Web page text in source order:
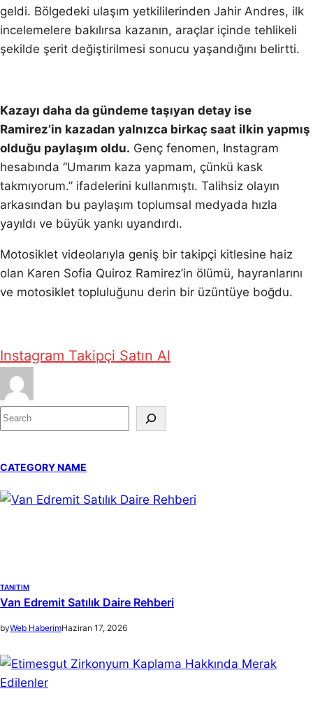
geldi. Bölgedeki ulaşım yetkililerinden Jahir Andres, ilk
incelemelere bakılırsa kazanın, araçlar içinde tehlikeli
şekilde şerit değiştirilmesi sonucu yaşandığını belirtti.
Kazayı daha da gündeme taşıyan detay ise
Ramirez’in kazadan yalnızca birkaç saat ilkin yapmış
olduğu paylaşım oldu. Genç fenomen, Instagram
hesabında “Umarım kaza yapmam, çünkü kask
takmıyorum.” ifadelerini kullanmıştı. Talihsiz olayın
arkasından bu paylaşım toplumsal medyada hızla
yayıldı ve büyük yankı uyandırdı.
Motosiklet videolarıyla geniş bir takipçi kitlesine haiz
olan Karen Sofia Quiroz Ramirez’in ölümü, hayranlarını
ve motosiklet topluluğunu derin bir üzüntüye boğdu.
Instagram Takipçi Satın Al
S
e
r
c
CATEGORY NAME
TANITIM
Van Edremit Satılık Daire Rehberi
byWeb HaberimHaziran 17, 2026